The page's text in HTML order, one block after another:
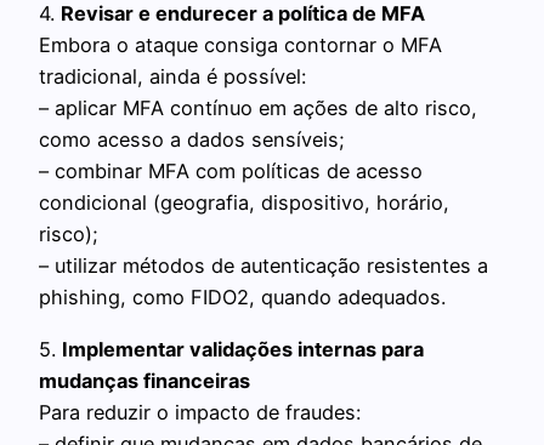
4. Revisar e endurecer a política de MFA
Embora o ataque consiga contornar o MFA
tradicional, ainda é possível:
– aplicar MFA contínuo em ações de alto risco,
como acesso a dados sensíveis;
– combinar MFA com políticas de acesso
condicional (geografia, dispositivo, horário,
risco);
– utilizar métodos de autenticação resistentes a
phishing, como FIDO2, quando adequados.
5. Implementar validações internas para
mudanças financeiras
Para reduzir o impacto de fraudes: